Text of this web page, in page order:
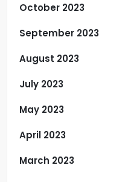
October 2023
September 2023
August 2023
July 2023
May 2023
April 2023
March 2023